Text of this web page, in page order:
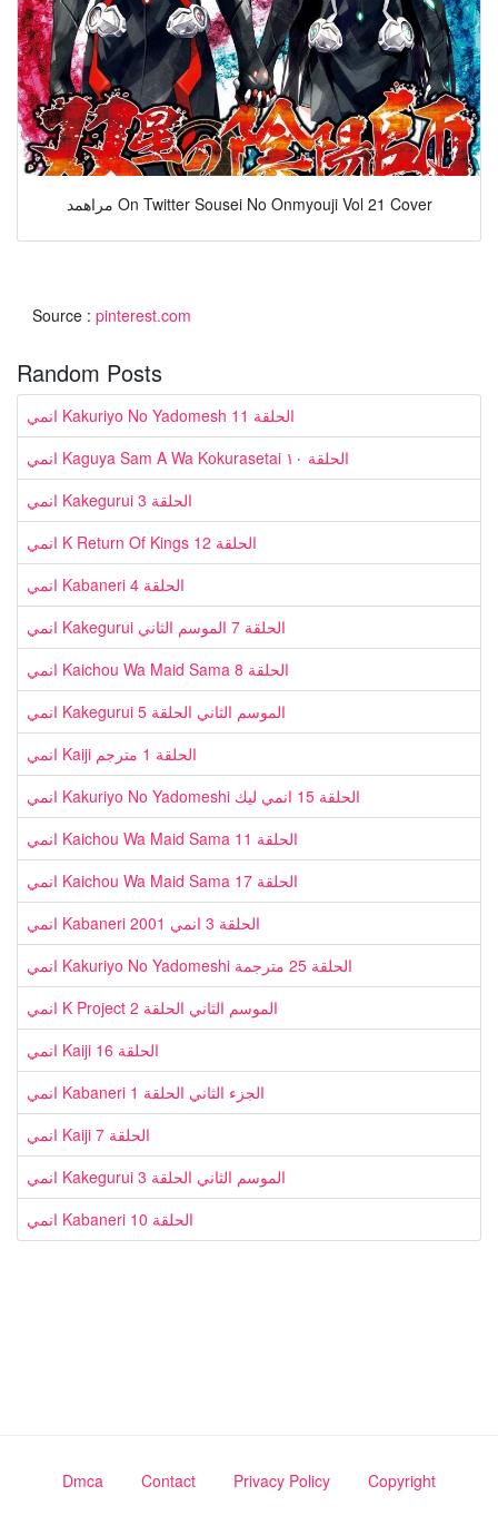
مراهمد On Twitter Sousei No Onmyouji Vol 21 Cover
Source : pinterest.com
Random Posts
انمي Kakuriyo No Yadomesh الحلقة 11
انمي Kaguya Sam A Wa Kokurasetai الحلقة ١٠
انمي Kakegurui الحلقة 3
انمي K Return Of Kings الحلقة 12
انمي Kabaneri الحلقة 4
انمي Kakegurui الحلقة 7 الموسم الثاني
انمي Kaichou Wa Maid Sama الحلقة 8
انمي Kakegurui الموسم الثاني الحلقة 5
انمي Kaiji الحلقة 1 مترجم
انمي Kakuriyo No Yadomeshi الحلقة 15 انمي ليك
انمي Kaichou Wa Maid Sama الحلقة 11
انمي Kaichou Wa Maid Sama الحلقة 17
انمي Kabaneri الحلقة 3 انمي 2001
انمي Kakuriyo No Yadomeshi الحلقة 25 مترجمة
انمي K Project الموسم الثاني الحلقة 2
انمي Kaiji الحلقة 16
انمي Kabaneri الجزء الثاني الحلقة 1
انمي Kaiji الحلقة 7
انمي Kakegurui الموسم الثاني الحلقة 3
انمي Kabaneri الحلقة 10
Dmca Contact Privacy Policy Copyright